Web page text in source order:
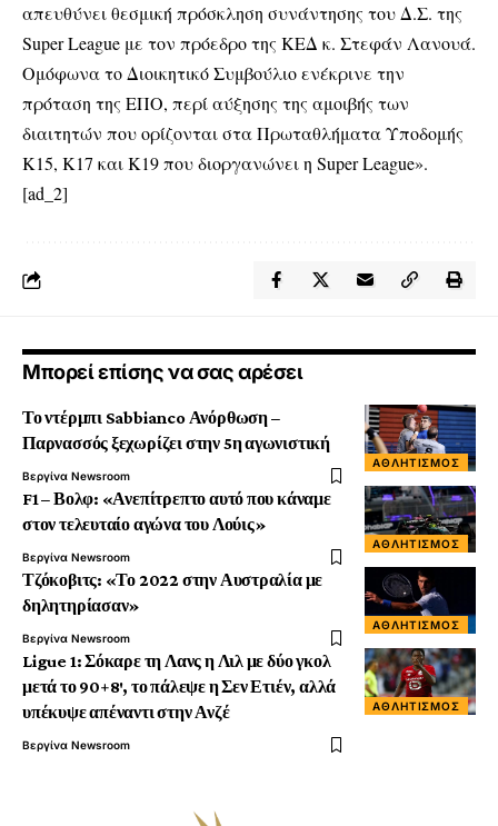
απευθύνει θεσμική πρόσκληση συνάντησης του Δ.Σ. της
Super League με τον πρόεδρο της ΚΕΔ κ. Στεφάν Λανουά.
Ομόφωνα το Διοικητικό Συμβούλιο ενέκρινε την
πρόταση της ΕΠΟ, περί αύξησης της αμοιβής των
διαιτητών που ορίζονται στα Πρωταθλήματα Υποδομής
Κ15, Κ17 και Κ19 που διοργανώνει η Super League».
[ad_2]
Μπορεί επίσης να σας αρέσει
ΑΘΛΗΤΙΣΜΌΣ
Το ντέρμπι Sabbianco Ανόρθωση –
Παρνασσός ξεχωρίζει στην 5η αγωνιστική
Βεργίνα Newsroom
ΑΘΛΗΤΙΣΜΌΣ
F1 – Βολφ: «Ανεπίτρεπτο αυτό που κάναμε
στον τελευταίο αγώνα του Λούις»
Βεργίνα Newsroom
ΑΘΛΗΤΙΣΜΌΣ
Τζόκοβιτς: «Το 2022 στην Αυστραλία με
δηλητηρίασαν»
Βεργίνα Newsroom
ΑΘΛΗΤΙΣΜΌΣ
Ligue 1: Σόκαρε τη Λανς η Λιλ με δύο γκολ
μετά το 90+8′, το πάλεψε η Σεν Ετιέν, αλλά
υπέκυψε απέναντι στην Ανζέ
Βεργίνα Newsroom